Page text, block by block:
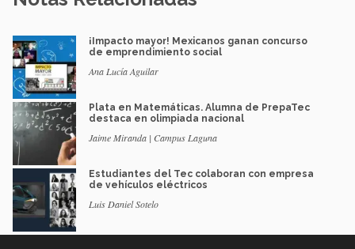
¡Impacto mayor! Mexicanos ganan concurso
de emprendimiento social
Ana Lucía Aguilar
Plata en Matemáticas. Alumna de PrepaTec
destaca en olimpiada nacional
Jaime Miranda | Campus Laguna
Estudiantes del Tec colaboran con empresa
de vehículos eléctricos
Luis Daniel Sotelo